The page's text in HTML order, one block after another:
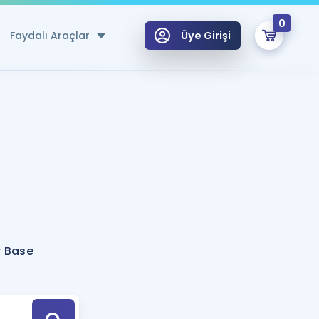
Faydalı Araçlar
Hesaplama Aracı
için Öneriler
Tek Takvimde
Üye Girişi
0
Hoca ile seni sınava hazırlayacak onlarca eğitim seni bekliyor!
Base